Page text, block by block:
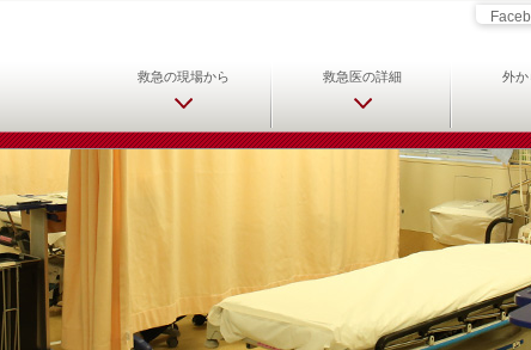
日本救急医学会 救急医をめざ
救急の現場から 救急医の詳細 外か